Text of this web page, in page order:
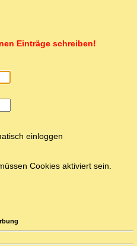
Einträge schreiben!
einloggen
Cookies aktiviert sein.